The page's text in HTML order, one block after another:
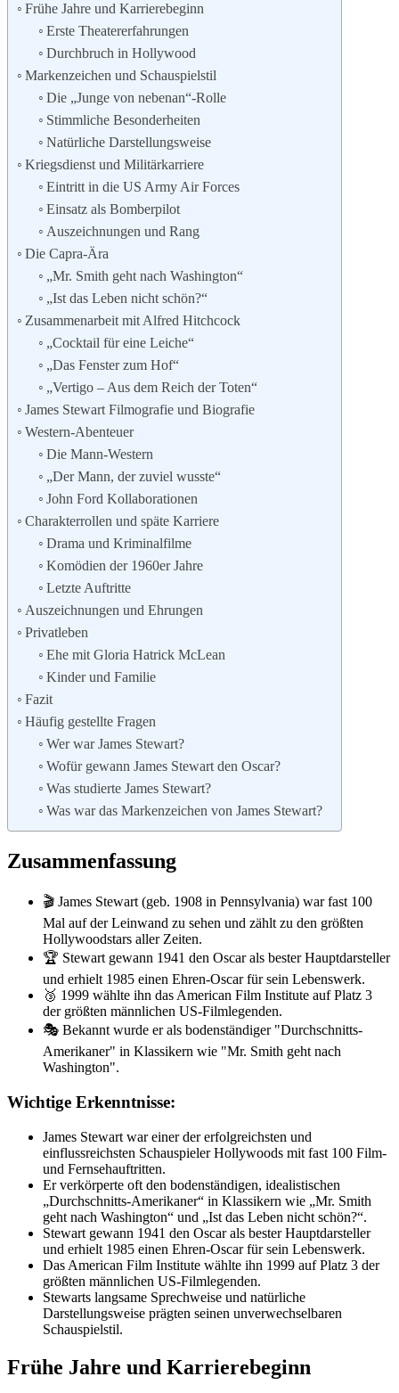
Frühe Jahre und Karrierebeginn
Erste Theatererfahrungen
Durchbruch in Hollywood
Markenzeichen und Schauspielstil
Die „Junge von nebenan“-Rolle
Stimmliche Besonderheiten
Natürliche Darstellungsweise
Kriegsdienst und Militärkarriere
Eintritt in die US Army Air Forces
Einsatz als Bomberpilot
Auszeichnungen und Rang
Die Capra-Ära
„Mr. Smith geht nach Washington“
„Ist das Leben nicht schön?“
Zusammenarbeit mit Alfred Hitchcock
„Cocktail für eine Leiche“
„Das Fenster zum Hof“
„Vertigo – Aus dem Reich der Toten“
James Stewart Filmografie und Biografie
Western-Abenteuer
Die Mann-Western
„Der Mann, der zuviel wusste“
John Ford Kollaborationen
Charakterrollen und späte Karriere
Drama und Kriminalfilme
Komödien der 1960er Jahre
Letzte Auftritte
Auszeichnungen und Ehrungen
Privatleben
Ehe mit Gloria Hatrick McLean
Kinder und Familie
Fazit
Häufig gestellte Fragen
Wer war James Stewart?
Wofür gewann James Stewart den Oscar?
Was studierte James Stewart?
Was war das Markenzeichen von James Stewart?
Zusammenfassung
🎬 James Stewart (geb. 1908 in Pennsylvania) war fast 100
Mal auf der Leinwand zu sehen und zählt zu den größten
Hollywoodstars aller Zeiten.
🏆 Stewart gewann 1941 den Oscar als bester Hauptdarsteller
und erhielt 1985 einen Ehren-Oscar für sein Lebenswerk.
🥉 1999 wählte ihn das American Film Institute auf Platz 3
der größten männlichen US-Filmlegenden.
🎭 Bekannt wurde er als bodenständiger "Durchschnitts-
Amerikaner" in Klassikern wie "Mr. Smith geht nach
Washington".
Wichtige Erkenntnisse:
James Stewart war einer der erfolgreichsten und
einflussreichsten Schauspieler Hollywoods mit fast 100 Film-
und Fernsehauftritten.
Er verkörperte oft den bodenständigen, idealistischen
„Durchschnitts-Amerikaner“ in Klassikern wie „Mr. Smith
geht nach Washington“ und „Ist das Leben nicht schön?“.
Stewart gewann 1941 den Oscar als bester Hauptdarsteller
und erhielt 1985 einen Ehren-Oscar für sein Lebenswerk.
Das American Film Institute wählte ihn 1999 auf Platz 3 der
größten männlichen US-Filmlegenden.
Stewarts langsame Sprechweise und natürliche
Darstellungsweise prägten seinen unverwechselbaren
Schauspielstil.
Frühe Jahre und Karrierebeginn